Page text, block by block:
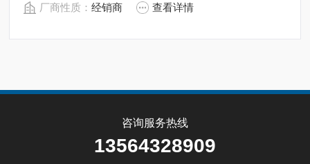
厂商性质：经销商 查看详情
咨询服务热线
13564328909